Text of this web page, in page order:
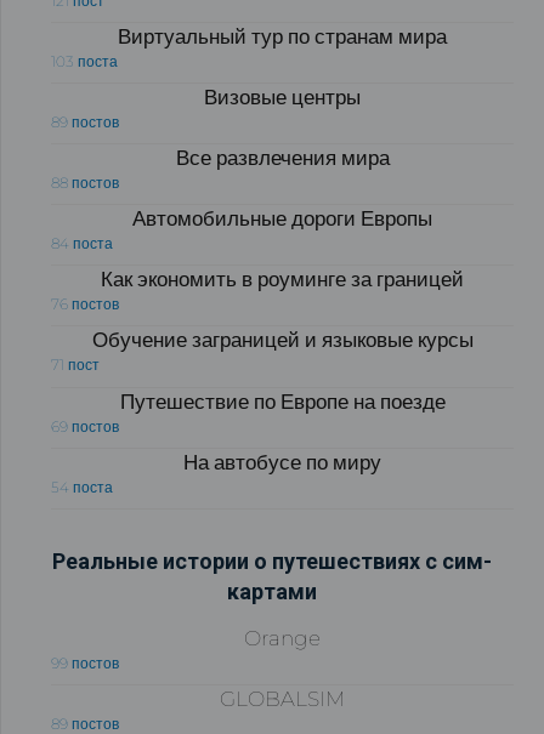
Виртуальный тур по странам мира
103 поста
Визовые центры
89 постов
Все развлечения мира
88 постов
Автомобильные дороги Европы
84 поста
Как экономить в роуминге за границей
76 постов
Обучение заграницей и языковые курсы
71 пост
Путешествие по Европе на поезде
69 постов
На автобусе по миру
54 поста
Реальные истории о путешествиях с сим-
картами
Orange
99 постов
GLOBALSIM
89 постов